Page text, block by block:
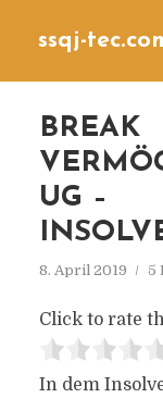
ssqj-
BREAK
UG –
8. April 2019 5
Click to rate
In dem